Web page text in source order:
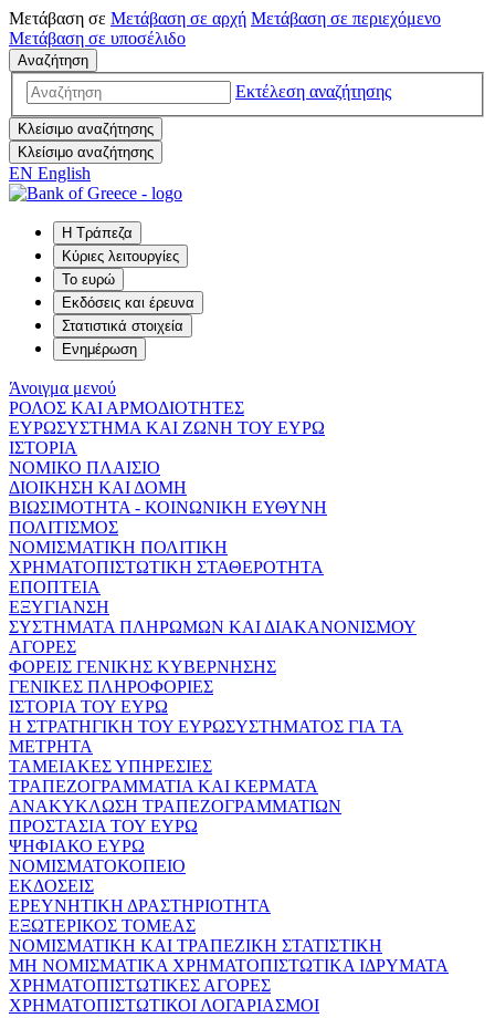
Μετάβαση σε Μετάβαση σε αρχή Μετάβαση σε περιεχόμενο
Μετάβαση σε υποσέλιδο
Αναζήτηση
Εκτέλεση αναζήτησης
Κλείσιμο αναζήτησης
Κλείσιμο αναζήτησης
EN English
Η Τράπεζα
Κύριες λειτουργίες
Το ευρώ
Εκδόσεις και έρευνα
Στατιστικά στοιχεία
Ενημέρωση
Άνοιγμα μενού
ΡΟΛΟΣ ΚΑΙ ΑΡΜΟΔΙΟΤΗΤΕΣ
ΕΥΡΩΣΥΣΤΗΜΑ ΚΑΙ ΖΩΝΗ ΤΟΥ ΕΥΡΩ
ΙΣΤΟΡΙΑ
ΝΟΜΙΚΟ ΠΛΑΙΣΙΟ
ΔΙΟΙΚΗΣΗ ΚΑΙ ΔΟΜΗ
ΒΙΩΣΙΜΟΤΗΤΑ - ΚΟΙΝΩΝΙΚΗ ΕΥΘΥΝΗ
ΠΟΛΙΤΙΣΜΟΣ
ΝΟΜΙΣΜΑΤΙΚΗ ΠΟΛΙΤΙΚΗ
ΧΡΗΜΑΤΟΠΙΣΤΩΤΙΚΗ ΣΤΑΘΕΡΟΤΗΤΑ
ΕΠΟΠΤΕΙΑ
ΕΞΥΓΙΑΝΣΗ
ΣΥΣΤΗΜΑΤΑ ΠΛΗΡΩΜΩΝ ΚΑΙ ΔΙΑΚΑΝΟΝΙΣΜΟΥ
ΑΓΟΡΕΣ
ΦΟΡΕΙΣ ΓΕΝΙΚΗΣ ΚΥΒΕΡΝΗΣΗΣ
ΓΕΝΙΚΕΣ ΠΛΗΡΟΦΟΡΙΕΣ
ΙΣΤΟΡΙΑ ΤΟΥ ΕΥΡΩ
Η ΣΤΡΑΤΗΓΙΚΗ ΤΟΥ ΕΥΡΩΣΥΣΤΗΜΑΤΟΣ ΓΙΑ ΤΑ
ΜΕΤΡΗΤΑ
ΤΑΜΕΙΑΚΕΣ ΥΠΗΡΕΣΙΕΣ
ΤΡΑΠΕΖΟΓΡΑΜΜΑΤΙΑ ΚΑΙ ΚΕΡΜΑΤΑ
ΑΝΑΚΥΚΛΩΣΗ ΤΡΑΠΕΖΟΓΡΑΜΜΑΤΙΩΝ
ΠΡΟΣΤΑΣΙΑ ΤΟΥ ΕΥΡΩ
ΨΗΦΙΑΚΟ ΕΥΡΩ
ΝΟΜΙΣΜΑΤΟΚΟΠΕΙΟ
ΕΚΔΟΣΕΙΣ
ΕΡΕΥΝΗΤΙΚΗ ΔΡΑΣΤΗΡΙΟΤΗΤΑ
ΕΞΩΤΕΡΙΚΟΣ ΤΟΜΕΑΣ
ΝΟΜΙΣΜΑΤΙΚΗ ΚΑΙ ΤΡΑΠΕΖΙΚΗ ΣΤΑΤΙΣΤΙΚΗ
ΜΗ ΝΟΜΙΣΜΑΤΙΚΑ ΧΡΗΜΑΤΟΠΙΣΤΩΤΙΚΑ ΙΔΡΥΜΑΤΑ
ΧΡΗΜΑΤΟΠΙΣΤΩΤΙΚΕΣ ΑΓΟΡΕΣ
ΧΡΗΜΑΤΟΠΙΣΤΩΤΙΚΟΙ ΛΟΓΑΡΙΑΣΜΟΙ